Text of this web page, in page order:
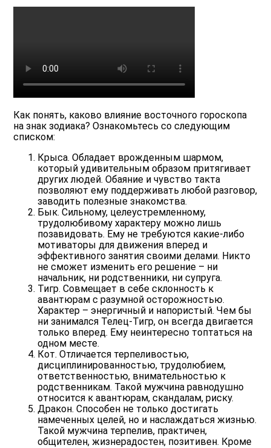
Как понять, каково влияние восточного гороскопа
на знак зодиака? Ознакомьтесь со следующим
списком:
Крыса. Обладает врожденным шармом,
который удивительным образом притягивает
других людей. Обаяние и чувство такта
позволяют ему поддерживать любой разговор,
заводить полезные знакомства.
Бык. Сильному, целеустремленному,
трудолюбивому характеру можно лишь
позавидовать. Ему не требуются какие-либо
мотиваторы для движения вперед и
эффективного занятия своими делами. Никто
не сможет изменить его решение – ни
начальник, ни родственники, ни супруга.
Тигр. Совмещает в себе склонность к
авантюрам с разумной осторожностью.
Характер – энергичный и напористый. Чем бы
ни занимался Телец-Тигр, он всегда двигается
только вперед. Ему неинтересно топтаться на
одном месте.
Кот. Отличается терпеливостью,
дисциплинированностью, трудолюбием,
ответственностью, внимательностью к
родственникам. Такой мужчина равнодушно
относится к авантюрам, скандалам, риску.
Дракон. Способен не только достигать
намеченных целей, но и наслаждаться жизнью.
Такой мужчина терпелив, практичен,
общителен, жизнерадостен, позитивен. Кроме